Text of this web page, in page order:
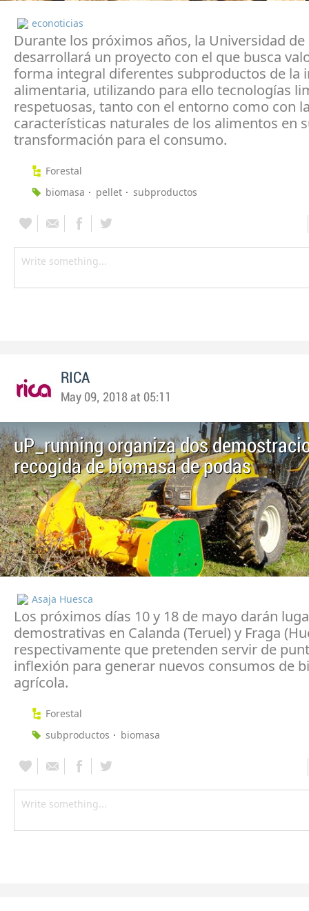
econoticias
Durante los próximos años, la Universidad
desarrollará un proyecto con el que busca
forma integral diferentes subproductos de la
alimentaria, utilizando para ello tecnologías
respetuosas, tanto con el entorno como con
características naturales de los alimentos en
transformación para el consumo.
Forestal
biomasa
pellet subproductos
RICA
May 09, 2018 at 05:11
uP_running organiza dos
recogida de biomasa de podas
Asaja Huesca
Los próximos días 10 y 18 de mayo darán
demostrativas en Calanda (Teruel) y Fraga
respectivamente que pretenden servir de
inflexión para generar nuevos consumos de
agrícola.
Forestal
subproductos
biomasa